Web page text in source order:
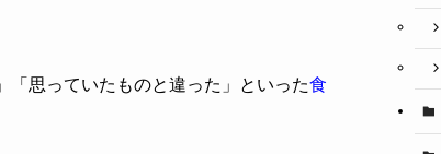
思っていたものと違った」といった食